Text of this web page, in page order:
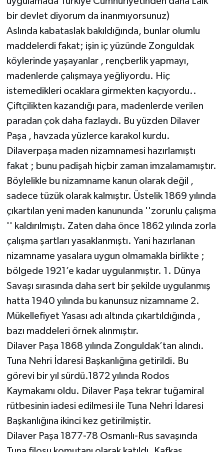
bir devlet diyorum da inanmıyorsunuz)
Aslında kabataslak bakıldığında, bunlar olumlu
maddelerdi fakat; işin iç yüzünde Zonguldak
köylerinde yaşayanlar , rençberlik yapmayı,
madenlerde çalışmaya yeğliyordu. Hiç
istemedikleri ocaklara girmekten kaçıyordu..
Çiftçilikten kazandığı para, madenlerde verilen
paradan çok daha fazlaydı. Bu yüzden Dilaver
Paşa , havzada yüzlerce karakol kurdu.
Dilaverpaşa maden nizamnamesi hazırlamıştı
fakat ; bunu padişah hiçbir zaman imzalamamıştır.
Böylelikle bu nizamname kanun olarak değil ,
sadece tüzük olarak kalmıştır. Üstelik 1869 yılında
çıkartılan yeni maden kanununda ''zorunlu çalışma
'' kaldırılmıştı. Zaten daha önce 1862 yılında zorla
çalışma şartları yasaklanmıştı. Yani hazırlanan
nizamname yasalara uygun olmamakla birlikte ;
bölgede 1921’e kadar uygulanmıştır. 1. Dünya
Savaşı sırasında daha sert bir şekilde uygulanmış
hatta 1940 yılında bu kanunsuz nizamname 2.
Mükellefiyet Yasası adı altında çıkartıldığında ,
bazı maddeleri örnek alınmıştır.
Dilaver Paşa 1868 yılında Zonguldak’tan alındı.
Tuna Nehri İdaresi Başkanlığına getirildi. Bu
görevi bir yıl sürdü.1872 yılında Rodos
Kaymakamı oldu. Dilaver Paşa tekrar tuğamiral
rütbesinin iadesi edilmesi ile Tuna Nehri İdaresi
Başkanlığına ikinci kez getirilmiştir.
Dilaver Paşa 1877-78 Osmanlı-Rus savaşında